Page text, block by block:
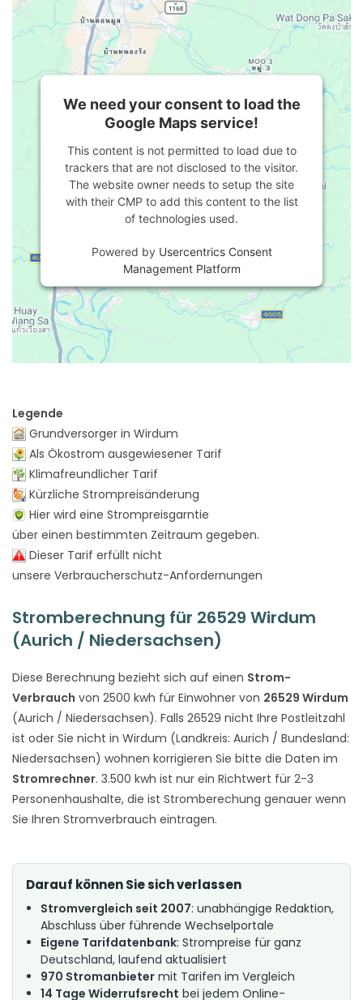
We need your consent to load the
Google Maps service!
This content is not permitted to load due to
trackers that are not disclosed to the visitor.
The website owner needs to setup the site
with their CMP to add this content to the list
of technologies used.
Powered by Usercentrics Consent
Management Platform
Legende
Grundversorger in Wirdum
Als Ökostrom ausgewiesener Tarif
Klimafreundlicher Tarif
Kürzliche Strompreisänderung
Hier wird eine Strompreisgarntie
über einen bestimmten Zeitraum gegeben.
Dieser Tarif erfüllt nicht
unsere Verbraucherschutz-Anfordernungen
Stromberechnung für 26529 Wirdum
(Aurich / Niedersachsen)
Diese Berechnung bezieht sich auf einen Strom-
Verbrauch von 2500 kwh für Einwohner von 26529 Wirdum
(Aurich / Niedersachsen). Falls 26529 nicht Ihre Postleitzahl
ist oder Sie nicht in Wirdum (Landkreis: Aurich / Bundesland:
Niedersachsen) wohnen korrigieren Sie bitte die Daten im
Stromrechner. 3.500 kwh ist nur ein Richtwert für 2-3
Personenhaushalte, die ist Stromberechung genauer wenn
Sie Ihren Stromverbrauch eintragen.
Darauf können Sie sich verlassen
Stromvergleich seit 2007: unabhängige Redaktion,
Abschluss über führende Wechselportale
Eigene Tarifdatenbank: Strompreise für ganz
Deutschland, laufend aktualisiert
970 Stromanbieter mit Tarifen im Vergleich
14 Tage Widerrufsrecht bei jedem Online-